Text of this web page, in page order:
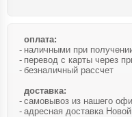
оплата:
наличными при
перевод с карты через
безналичный рассчет
доставка:
самовывоз из нашего
адресная доставка